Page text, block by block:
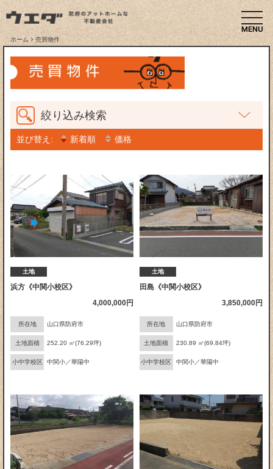
ホーム 売買物件
絞り込み検索
並び替え: 新着順 価格
土地
浜方《中関小校区》
4,000,000円
所在地 山口県防府市
土地面積 252.20 ㎡(76.29坪)
小中学校区 中関小／華陽中
土地
田島《中関小校区》
3,850,000円
所在地 山口県防府市
土地面積 230.89 ㎡(69.84坪)
小中学校区 中関小／華陽中